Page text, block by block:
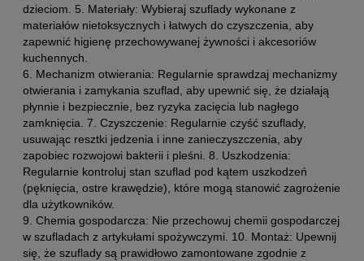
dzieciom. 5. Materiały: Wybieraj szuflady wykonane z
materiałów nietoksycznych i łatwych do czyszczenia, aby
zapewnić higienę przechowywanej żywności i akcesoriów
kuchennych.
6. Mechanizm otwierania: Regularnie sprawdzaj mechanizmy
otwierania i zamykania szuflad, aby upewnić się, że działają
płynnie i bezpiecznie, bez ryzyka zacięcia lub nagłego
zamknięcia. 7. Czyszczenie: Regularnie czyść szuflady,
usuwając resztki jedzenia i inne zanieczyszczenia, aby
zapobiec rozwojowi bakterii i pleśni. 8. Uszkodzenia:
Regularnie kontroluj stan szuflad pod kątem uszkodzeń
(pęknięcia, ostre krawędzie), które mogą stanowić zagrożenie
dla użytkowników.
9. Chemia gospodarcza: Nie przechowuj chemii gospodarczej
w szufladach z artykułami spożywczymi. 10. Montaż: Upewnij
się, że szuflady są prawidłowo zamontowane zgodnie z